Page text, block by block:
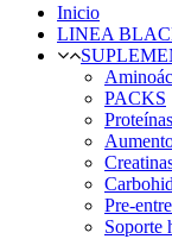
Inicio
LINEA
PACKS
Proteínas
Pre-
Soporte